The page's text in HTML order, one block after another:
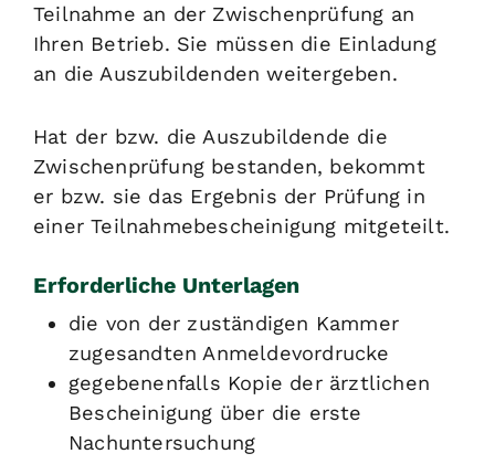
Teilnahme an der Zwischenprüfung an
Ihren Betrieb. Sie müssen die Einladung
an die Auszubildenden weitergeben.
Hat der bzw. die Auszubildende die
Zwischenprüfung bestanden, bekommt
er bzw. sie das Ergebnis der Prüfung in
einer Teilnahmebescheinigung mitgeteilt.
Erforderliche Unterlagen
die von der zuständigen Kammer
zugesandten Anmeldevordrucke
gegebenenfalls Kopie der ärztlichen
Bescheinigung über die erste
Nachuntersuchung